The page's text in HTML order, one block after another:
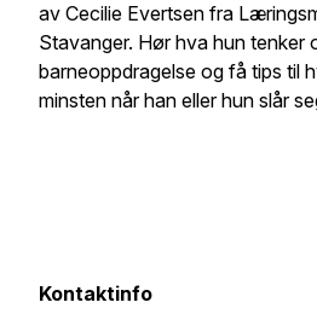
av Cecilie Evertsen fra
Stavanger. Hør hva hun tenker
barneoppdragelse og få tips til
minsten når han eller hun slår
Kontaktinfo